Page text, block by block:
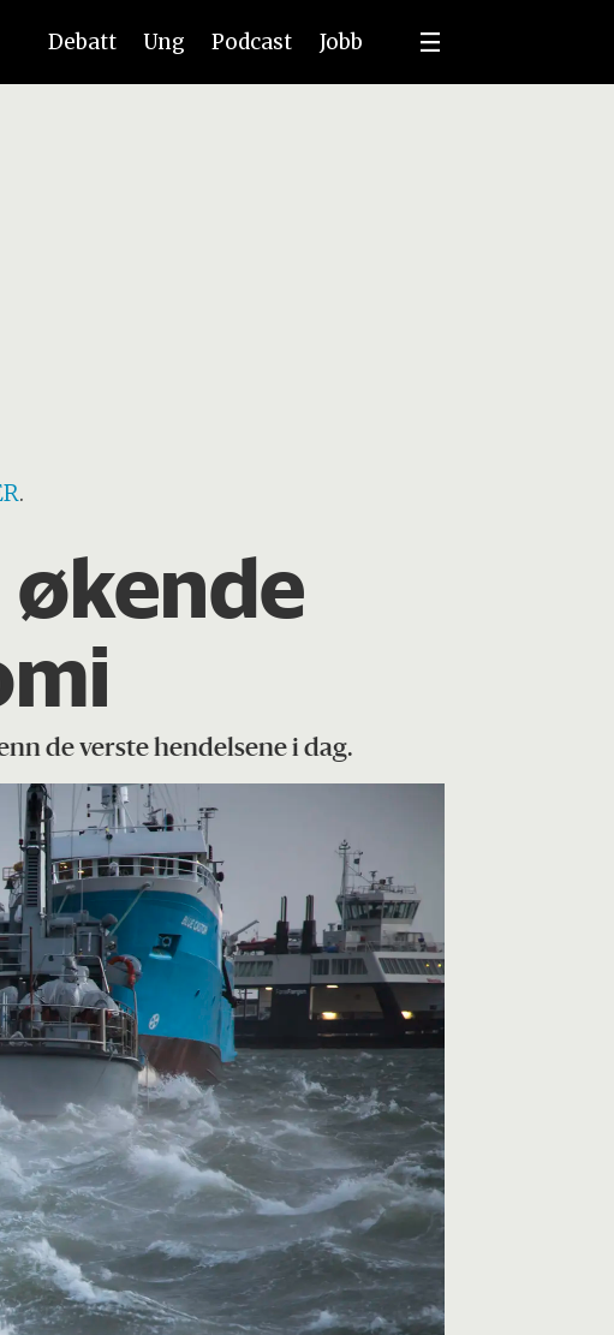
Debatt Ung Podcast Jobb
.
de verste hendelsene i dag.